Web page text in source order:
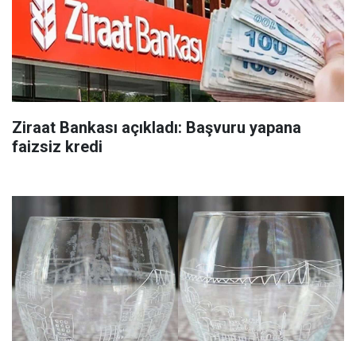
Ziraat Bankası açıkladı: Başvuru yapana
faizsiz kredi